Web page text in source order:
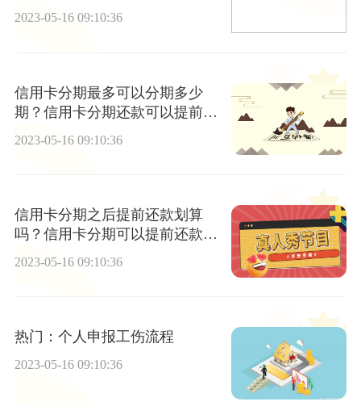
续费吗？
2023-05-16 09:10:36
信用卡分期最多可以分期多少
期？信用卡分期还款可以提前还
2023-05-16 09:10:36
信用卡分期之后提前还款划算
吗？信用卡分期可以提前还款
2023-05-16 09:10:36
热门：个人申报工伤流程
2023-05-16 09:10:36